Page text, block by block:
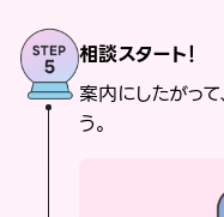
相談スタート！
案内にしたがっ
う。